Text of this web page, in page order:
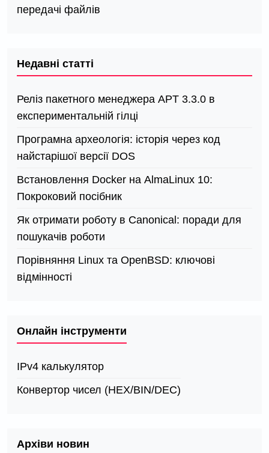
передачі файлів
Недавні статті
Реліз пакетного менеджера APT 3.3.0 в
експериментальній гілці
Програмна археологія: історія через код
найстарішої версії DOS
Встановлення Docker на AlmaLinux 10:
Покроковий посібник
Як отримати роботу в Canonical: поради для
пошукачів роботи
Порівняння Linux та OpenBSD: ключові
відмінності
Онлайн інструменти
IPv4 калькулятор
Конвертор чисел (HEX/BIN/DEC)
Архіви новин